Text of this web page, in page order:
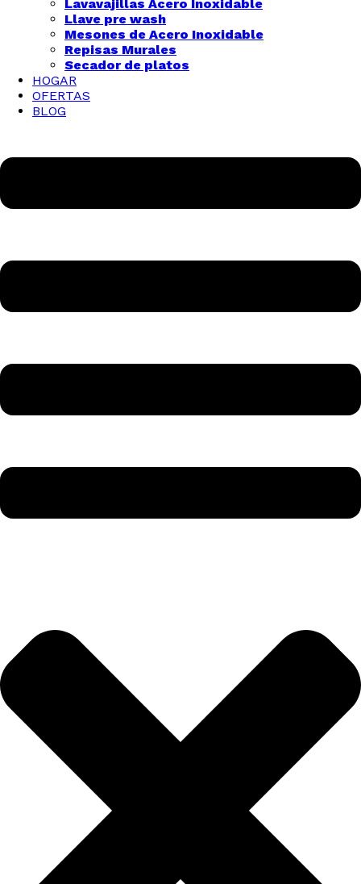
Lavavajillas Acero Inoxidable
Llave pre wash
Mesones de Acero Inoxidable
Repisas Murales
Secador de platos
HOGAR
OFERTAS
BLOG